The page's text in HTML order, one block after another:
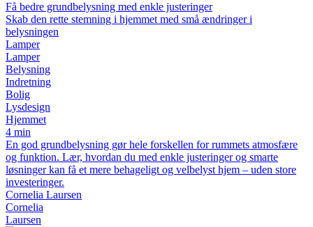
Få bedre grundbelysning med enkle justeringer
Skab den rette stemning i hjemmet med små ændringer i
belysningen
Lamper
Lamper
Belysning
Indretning
Bolig
Lysdesign
Hjemmet
4 min
En god grundbelysning gør hele forskellen for rummets atmosfære
og funktion. Lær, hvordan du med enkle justeringer og smarte
løsninger kan få et mere behageligt og velbelyst hjem – uden store
investeringer.
Cornelia Laursen
Cornelia
Laursen